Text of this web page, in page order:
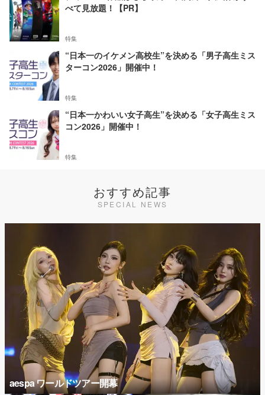
べて見放題！【PR】
特集
“日本一のイケメン高校生”を決める「男子高生ミス
ターコン2026」開催中！
特集
“日本一かわいい女子高生”を決める「女子高生ミス
コン2026」開催中！
特集
おすすめ記事
SPECIAL NEWS
aespa ワールドツアー開幕